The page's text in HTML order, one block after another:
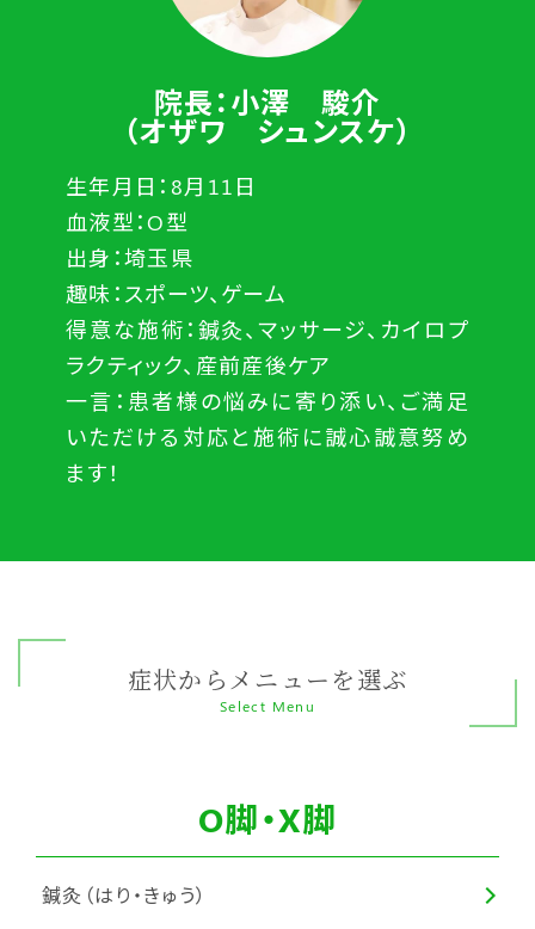
院長：小澤 駿介
（オザワ シュンスケ）
生年月日：8月11日
血液型：O型
出身：埼玉県
趣味：スポーツ、ゲーム
得意な施術：鍼灸、マッサージ、カイロプ
ラクティック、産前産後ケア
一言：患者様の悩みに寄り添い、ご満足
いただける対応と施術に誠心誠意努め
ます！
症状からメニューを選ぶ
Select Menu
O脚・X脚
鍼灸（はり・きゅう）